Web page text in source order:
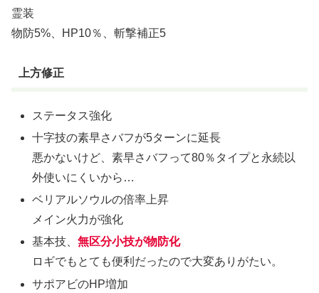
霊装
物防5%、HP10％、斬撃補正5
上方修正
ステータス強化
十字技の素早さバフが5ターンに延長
悪かないけど、素早さバフって80％タイプと永続以
外使いにくいから…
ベリアルソウルの倍率上昇
メイン火力が強化
基本技、無区分小技が物防化
ロギでもとても便利だったので大変ありがたい。
サポアビのHP増加